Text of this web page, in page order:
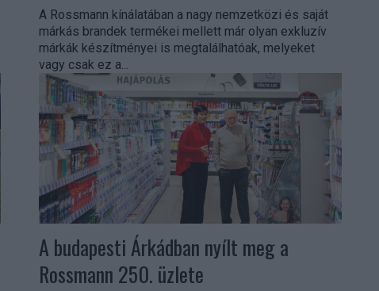
A Rossmann kínálatában a nagy nemzetközi és saját
márkás brandek termékei mellett már olyan exkluzív
márkák készítményei is megtalálhatóak, melyeket
vagy csak ez a...
A budapesti Árkádban nyílt meg a
Rossmann 250. üzlete